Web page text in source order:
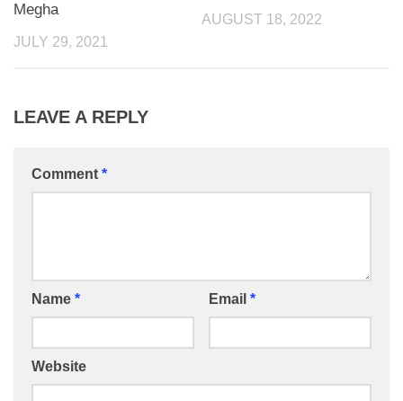
Megha
JULY 29, 2021
AUGUST 18, 2022
LEAVE A REPLY
Comment *
Name * Email *
Website